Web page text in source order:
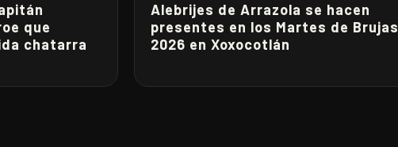
que
chatarra
Alebrijes de Arrazola se hacen
presentes en los Martes de Brujas
2026 en Xoxocotlán